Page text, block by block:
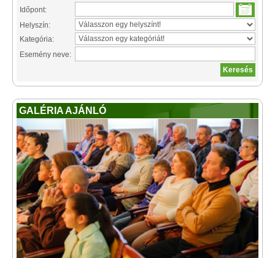
Időpont:
Helyszín:
Kategória:
Esemény neve:
GALÉRIA AJÁNLÓ